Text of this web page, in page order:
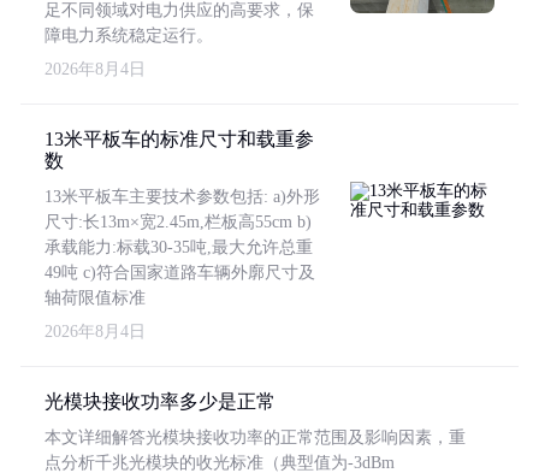
足不同领域对电力供应的高要求，保
障电力系统稳定运行。
2026年8月4日
13米平板车的标准尺寸和载重参
数
13米平板车主要技术参数包括: a)外形
尺寸:长13m×宽2.45m,栏板高55cm b)
承载能力:标载30-35吨,最大允许总重
49吨 c)符合国家道路车辆外廓尺寸及
轴荷限值标准
2026年8月4日
光模块接收功率多少是正常
本文详细解答光模块接收功率的正常范围及影响因素，重
点分析千兆光模块的收光标准（典型值为-3dBm